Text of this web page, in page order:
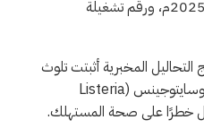
2024م، وتاريخ انتهاء 01 / 04 / 2025م، ورقم تشغيلة
المخبرية أثبتت تلوث
بعض الكميات ببكتيريا لستيريا مونوسايتوجينس (Listeria